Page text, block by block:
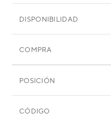
DISPONIBILIDAD
COMPRA
POSICIÓN
CÓDIGO